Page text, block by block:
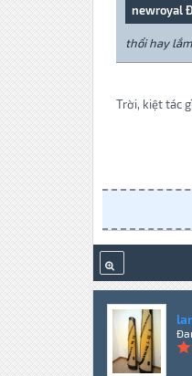
newroyal
thổi hay
Trời, kiệt tác